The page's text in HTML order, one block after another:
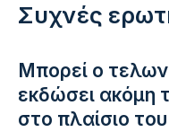
Συχνές
Μπορεί ο
εκδώσει ακόμη
στο πλαίσιο